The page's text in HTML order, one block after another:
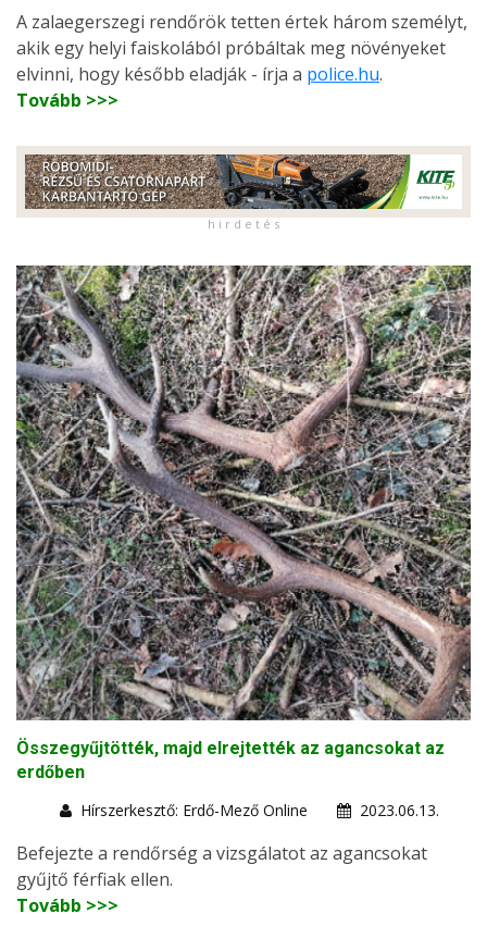
A zalaegerszegi rendőrök tetten értek három személyt,
akik egy helyi faiskolából próbáltak meg növényeket
elvinni, hogy később eladják - írja a police.hu.
Tovább >>>
h i r d e t é s
Összegyűjtötték, majd elrejtették az agancsokat az
erdőben
Hírszerkesztő: Erdő-Mező Online
2023.06.13.
Befejezte a rendőrség a vizsgálatot az agancsokat
gyűjtő férfiak ellen.
Tovább >>>